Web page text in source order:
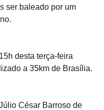
ser baleado por um
desta terça-feira
a 35km de Brasília.
César Barroso de